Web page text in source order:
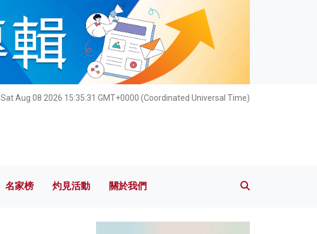
Sat Aug 08 2026 15:35:32 GMT+0000 (Coordinated Universal Time)
名家榜 灼見活動 關於我們
名家榜 灼見活動 關於我們